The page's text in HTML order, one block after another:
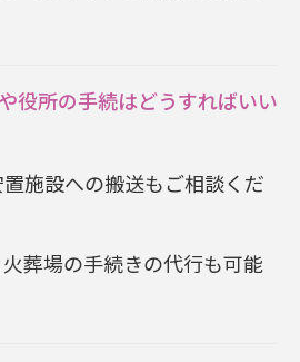
役所の手続はどうすればいい
施設への搬送もご相談くだ
葬場の手続きの代行も可能